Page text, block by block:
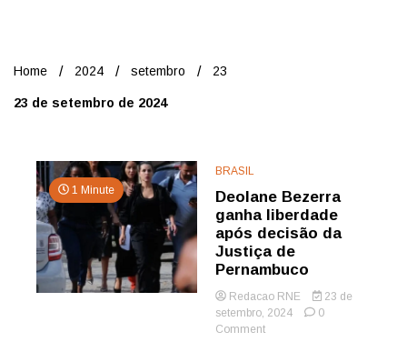
Home 2024 setembro 23
23 de setembro de 2024
1 Minute
BRASIL
Deolane Bezerra
ganha liberdade
após decisão da
Justiça de
Pernambuco
Redacao RNE
23 de
setembro, 2024
0
Commenton